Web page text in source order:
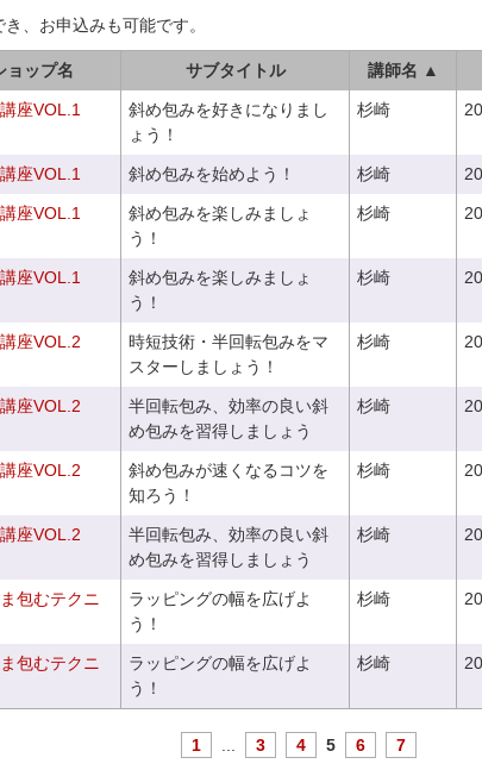
、お申込みも可能です。
ョップ名 サブタイトル 講師名 ▲
座VOL.1
斜め包みを好きになりまし
ょう！
杉崎
座VOL.1 斜め包みを始めよう！ 杉崎
座VOL.1
斜め包みを楽しみましょ
う！
杉崎
座VOL.1
斜め包みを楽しみましょ
う！
杉崎
座VOL.2
時短技術・半回転包みをマ
スターしましょう！
杉崎
座VOL.2
半回転包み、効率の良い斜
め包みを習得しましょう
杉崎
座VOL.2
斜め包みが速くなるコツを
知ろう！
杉崎
座VOL.2
半回転包み、効率の良い斜
め包みを習得しましょう
杉崎
包むテクニ
ラッピングの幅を広げよ
う！
杉崎
包むテクニ
ラッピングの幅を広げよ
う！
杉崎
1 3 4 5 6 7